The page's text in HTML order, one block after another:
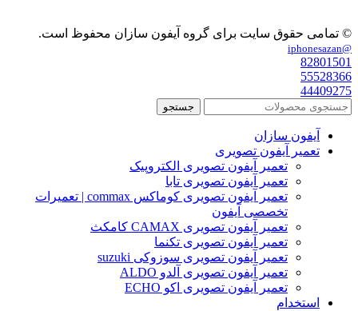
© تمامی حقوق سایت برای گروه آیفون سازان محفوظ است.
@iphonesazan
82801501
55528366
44409275
جستجو
آیفون سازان
تعمیر آیفون تصویری
تعمیر آیفون تصویری الکتروپیک
تعمیر آیفون تصویری تابا
تعمیر آیفون تصویری کوماکس commax | تعمیرات
تخصصی آیفون
تعمیر آیفون تصویری CAMAX کامکث
تعمیر آیفون تصویری تکنما
تعمیر آیفون تصویری سوزوکی suzuki
تعمیر آیفون تصویری آلدو ALDO
تعمیر آیفون تصویری اکو ECHO
استخدام